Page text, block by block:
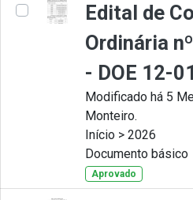
Edital de
Ordinária
- DOE 12-
Modificado há 5
Monteiro.
Início > 2026
Documento básico
Aprovado